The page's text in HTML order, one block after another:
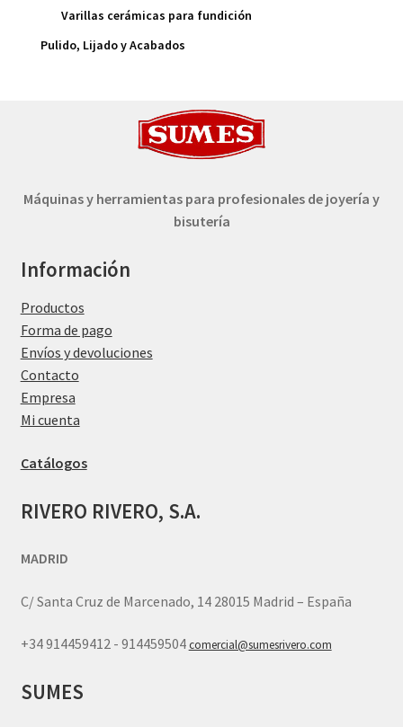
Varillas cerámicas para fundición
Pulido, Lijado y Acabados
Máquinas y herramientas para profesionales de joyería y
bisutería
Información
Productos
Forma de pago
Envíos y devoluciones
Contacto
Empresa
Mi cuenta
Catálogos
RIVERO RIVERO, S.A.
MADRID
C/ Santa Cruz de Marcenado, 14 28015 Madrid – España
+34 914459412 - 914459504comercial@sumesrivero.com
SUMES